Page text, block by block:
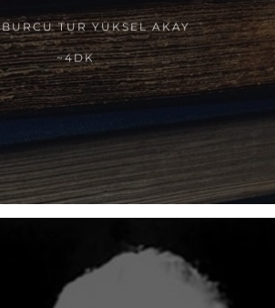
BURCU TUR YÜKSEL AKAY
~4DK